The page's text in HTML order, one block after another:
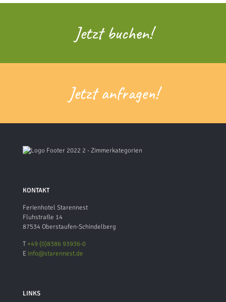
Jetzt buchen!
Jetzt anfragen!
KONTAKT
Ferienhotel Starennest
Fluhstraße 14
87534 Oberstaufen-Schindelberg
T +49 (0)8386 93936-0
E info@starennest.de
LINKS